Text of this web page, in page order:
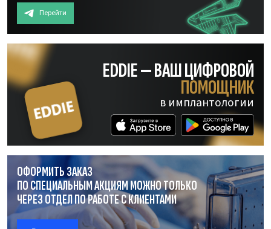
Перейти
EDDIE — ВАШ ЦИФРОВОЙ
ПОМОЩНИК
в имплантологии
ОФОРМИТЬ ЗАКАЗ
ПО СПЕЦИАЛЬНЫМ АКЦИЯМ МОЖНО ТОЛЬКО
ЧЕРЕЗ ОТДЕЛПО РАБОТЕС КЛИЕНТАМИ